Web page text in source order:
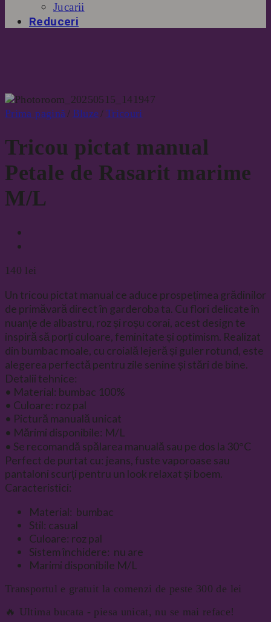
Jucarii
Reduceri
Prima pagină / Bluze / Tricouri
Tricou pictat manual
Petale de Rasarit marime
M/L
140 lei
Un tricou pictat manual ce aduce prospețimea grădinilor
de primăvară direct în garderoba ta. Cu flori delicate în
nuanțe de albastru, roz și roșu corai, acest design te
inspiră să porți culoare, feminitate și optimism. Realizat
din bumbac moale, cu croială lejeră și guler rotund, este
alegerea perfectă pentru zile senine și stări de bine.
Detalii tehnice:
• Material: bumbac 100%
• Culoare: roz pal
• Pictură manuală unicat
• Mărimi disponibile: M/L
• Se recomandă spălarea manuală sau pe dos la 30°C
Perfect de purtat cu: jeans, fuste vaporoase sau
pantaloni scurți pentru un look relaxat și boem.
Caracteristici:
Material: bumbac
Stil: casual
Culoare: roz pal
Sistem închidere: nu are
Marimi disponibile M/L
Transportul e gratuit la comenzi de peste 300 de lei
🔥 Ultima bucata - piesa unicat, nu se mai reface!